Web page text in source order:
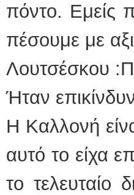
πόντο. Εμείς
πέσουμε με
Λουτσέσκου
Ήταν
Η Καλλονή
αυτό το είχα
το τελευταίο